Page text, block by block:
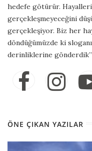
hedefe götürür.
gerçekleşmeyeceğini
gerçekleşiyor. Biz her
döndüğümüzde ki
derinliklerine gönderdik”
ÖNE ÇIKAN YAZILAR